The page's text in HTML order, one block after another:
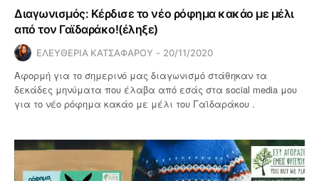
Διαγωνισμός: Κέρδισε το νέο ρόφημα κακάο με μέλι
από τον Γαϊδαράκο!(έληξε)
ΕΛΕΥΘΕΡΙΑ ΚΑΤΣΑΦΑΡΟΥ 20/11/2020
Αφορμή για το σημερινό μας διαγωνισμό στάθηκαν τα
δεκάδες μηνύματα που έλαβα από εσάς στα social media μου
για το νέο ρόφημα κακάο με μέλι του Γαϊδαράκου .